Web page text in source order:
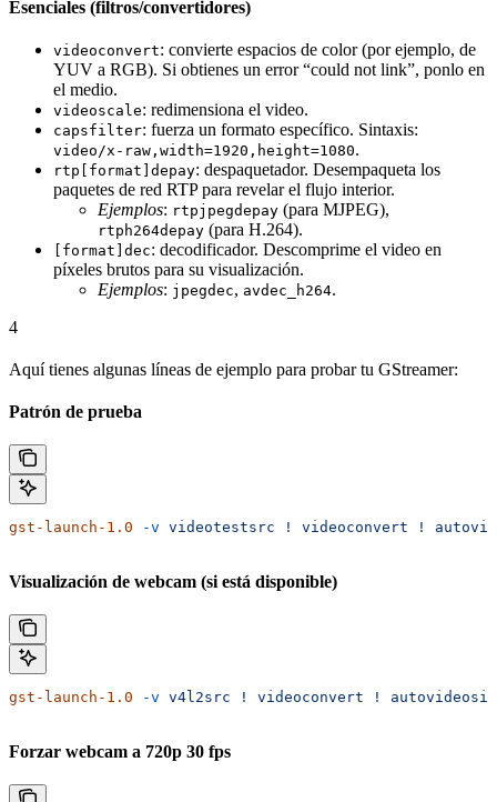
Esenciales (filtros/convertidores)
videoconvert: convierte espacios de color (por ejemplo, de
YUV a RGB). Si obtienes un error “could not link”, ponlo en
el medio.
videoscale: redimensiona el video.
capsfilter: fuerza un formato específico. Sintaxis:
video/x-raw,width=1920,height=1080.
rtp[format]depay: despaquetador. Desempaqueta los
paquetes de red RTP para revelar el flujo interior.
Ejemplos: rtpjpegdepay (para MJPEG),
rtph264depay (para H.264).
[format]dec: decodificador. Descomprime el video en
píxeles brutos para su visualización.
Ejemplos: jpegdec, avdec_h264.
4
Aquí tienes algunas líneas de ejemplo para probar tu GStreamer:
Patrón de prueba
gst-launch-1.0 -v videotestsrc ! videoconvert !
Visualización de webcam (si está disponible)
gst-launch-1.0 -v v4l2src ! videoconvert !
Forzar webcam a 720p 30 fps